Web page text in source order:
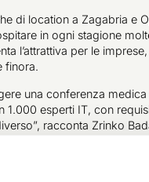
di location a Zagabria e
in ogni stagione
l’attrattiva per le
finora.
una conferenza
1.000 esperti IT, con
racconta Zrinko